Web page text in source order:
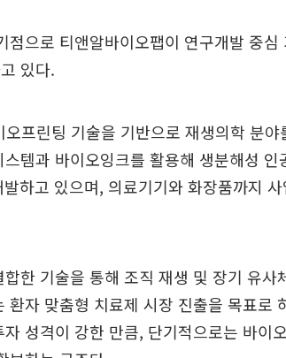
점으로 티앤알바이오팹이 연구개발 중
있다.
프린팅 기술을 기반으로 재생의학 분
템과 바이오잉크를 활용해 생분해성
하고 있으며, 의료기기와 화장품까지
한 기술을 통해 조직 재생 및 장기 유사
환자 맞춤형 치료제 시장 진출을 목표로
성격이 강한 만큼, 단기적으로는 바이